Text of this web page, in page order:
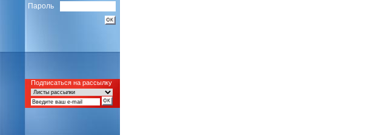
Пароль
Подписаться на рассылку